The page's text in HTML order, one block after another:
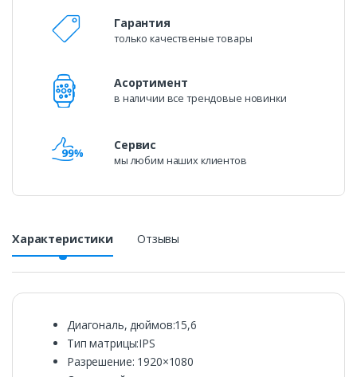
Гарантия
только качественые товары
Асортимент
в наличии все трендовые новинки
Сервис
мы любим наших клиентов
Характеристики Отзывы
Диагональ, дюймов:15,6
Тип матрицы:IPS
Разрешение: 1920×1080